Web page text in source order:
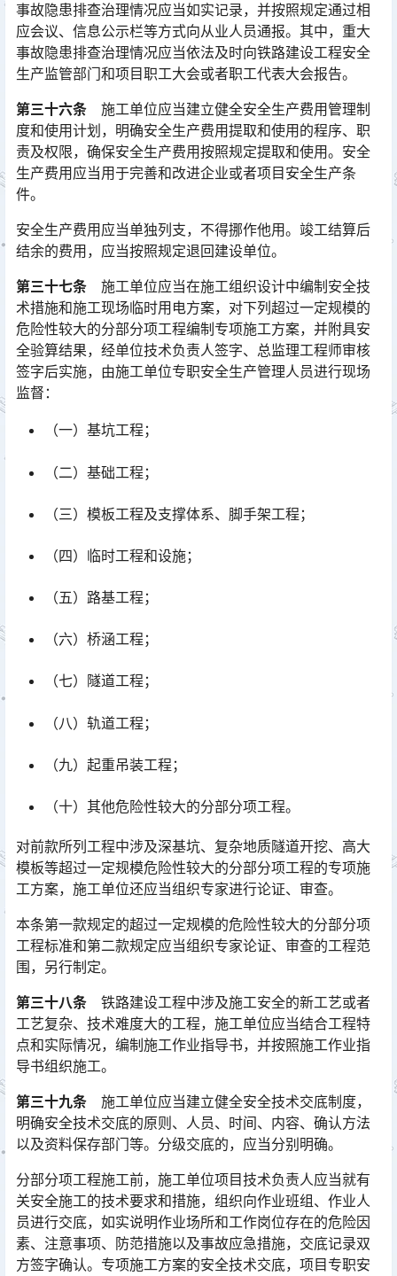
事故隐患排查治理情况应当如实记录，并按照规定通过相
应会议、信息公示栏等方式向从业人员通报。其中，重大
事故隐患排查治理情况应当依法及时向铁路建设工程安全
生产监管部门和项目职工大会或者职工代表大会报告。󠅅󠅃󠄵󠅂󠄪󠇖󠆨󠆨󠇕󠆞󠆒󠅬󠇘󠆭󠆘󠇙󠆝󠅵󠇗󠆭󠆁󠄐󠇗󠅹󠅸󠇖󠆍󠅳󠇖󠅹󠅰󠇖󠆌󠅹
第三十六条 施工单位应当建立健全安全生产费用管理制
度和使用计划，明确安全生产费用提取和使用的程序、职
责及权限，确保安全生产费用按照规定提取和使用。安全
生产费用应当用于完善和改进企业或者项目安全生产条
件。󠅅󠅃󠄵󠅂󠄪󠇖󠆨󠆨󠇕󠆞󠆒󠅬󠇘󠆭󠆘󠇙󠆝󠅵󠇗󠆭󠆁󠄐󠇗󠅹󠅸󠇖󠆍󠅳󠇖󠅹󠅰󠇖󠆌󠅹
安全生产费用应当单独列支，不得挪作他用。竣工结算后
结余的费用，应当按照规定退回建设单位。
第三十七条 施工单位应当在施工组织设计中编制安全技
术措施和施工现场临时用电方案，对下列超过一定规模的
危险性较大的分部分项工程编制专项施工方案，并附具安
全验算结果，经单位技术负责人签字、总监理工程师审核
签字后实施，由施工单位专职安全生产管理人员进行现场
监督：󠅅󠅃󠄵󠅂󠄪󠇖󠆨󠆨󠇕󠆞󠆒󠅬󠇘󠆭󠆘󠇙󠆝󠅵󠇗󠆭󠆁󠄐󠇗󠅹󠅸󠇖󠆍󠅳󠇖󠅹󠅰󠇖󠆌󠅹
（一）基坑工程；
（二）基础工程；
（三）模板工程及支撑体系、脚手架工程；
（四）临时工程和设施；
（五）路基工程；
（六）桥涵工程；
（七）隧道工程；
（八）轨道工程；
（九）起重吊装工程；
（十）其他危险性较大的分部分项工程。
对前款所列工程中涉及深基坑、复杂地质隧道开挖、高大
模板等超过一定规模危险性较大的分部分项工程的专项施
工方案，施工单位还应当组织专家进行论证、审查。
本条第一款规定的超过一定规模的危险性较大的分部分项
工程标准和第二款规定应当组织专家论证、审查的工程范
围，另行制定。
第三十八条 铁路建设工程中涉及施工安全的新工艺或者
工艺复杂、技术难度大的工程，施工单位应当结合工程特
点和实际情况，编制施工作业指导书，并按照施工作业指
导书组织施工。
第三十九条 施工单位应当建立健全安全技术交底制度，
明确安全技术交底的原则、人员、时间、内容、确认方法
以及资料保存部门等。分级交底的，应当分别明确。
分部分项工程施工前，施工单位项目技术负责人应当就有
关安全施工的技术要求和措施，组织向作业班组、作业人
员进行交底，如实说明作业场所和工作岗位存在的危险因
素、注意事项、防范措施以及事故应急措施，交底记录双
方签字确认。专项施工方案的安全技术交底，项目专职安